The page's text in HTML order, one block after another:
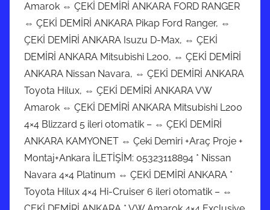
ö
n
d
e
r
i
ş
Amarok ⇔ ÇEKİ DEMİRİ ANKARA FORD RANGER
⇔ ÇEKİ DEMİRİ ANKARA Pikap Ford Ranger, ⇔
ÇEKİ DEMİRİ ANKARA Isuzu D-Max, ⇔ ÇEKİ
DEMİRİ ANKARA Mitsubishi L200, ⇔ ÇEKİ DEMİRİ
ANKARA Nissan Navara, ⇔ ÇEKİ DEMİRİ ANKARA
Toyota Hilux, ⇔ ÇEKİ DEMİRİ ANKARA VW
Amarok ⇔ ÇEKİ DEMİRİ ANKARA Mitsubishi L200
4×4 Blizzard 5 ileri otomatik – ⇔ ÇEKİ DEMİRİ
ANKARA KAMYONET ⇔ Çeki Demiri +Araç Proje +
Montaj+Ankara İLETİŞİM: 05323118894 * Nissan
Navara 4×4 Platinum ⇔ ÇEKİ DEMİRİ ANKARA *
Toyota Hilux 4×4 Hi-Cruiser 6 ileri otomatik – ⇔